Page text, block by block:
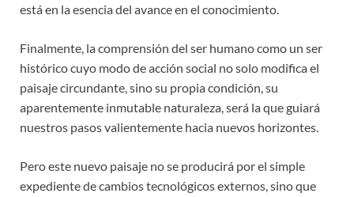
está en la esencia del avance en el conocimiento.
Finalmente, la comprensión del ser humano como un ser
histórico cuyo modo de acción social no solo modifica el
paisaje circundante, sino su propia condición, su
aparentemente inmutable naturaleza, será la que guiará
nuestros pasos valientemente hacia nuevos horizontes.
Pero este nuevo paisaje no se producirá por el simple
expediente de cambios tecnológicos externos, sino que